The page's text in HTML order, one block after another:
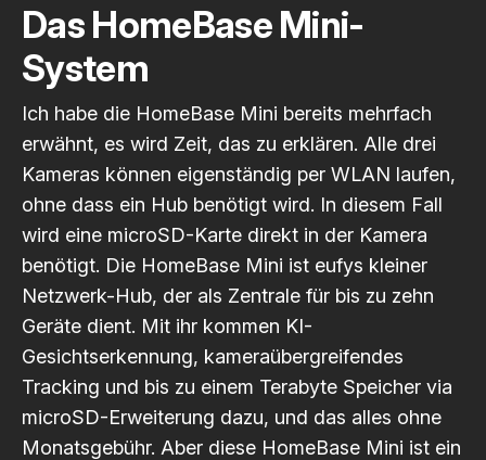
Das HomeBase Mini-
System
Ich habe die HomeBase Mini bereits mehrfach
erwähnt, es wird Zeit, das zu erklären. Alle drei
Kameras können eigenständig per WLAN laufen,
ohne dass ein Hub benötigt wird. In diesem Fall
wird eine microSD-Karte direkt in der Kamera
benötigt. Die HomeBase Mini ist eufys kleiner
Netzwerk-Hub, der als Zentrale für bis zu zehn
Geräte dient. Mit ihr kommen KI-
Gesichtserkennung, kameraübergreifendes
Tracking und bis zu einem Terabyte Speicher via
microSD-Erweiterung dazu, und das alles ohne
Monatsgebühr. Aber diese HomeBase Mini ist ein